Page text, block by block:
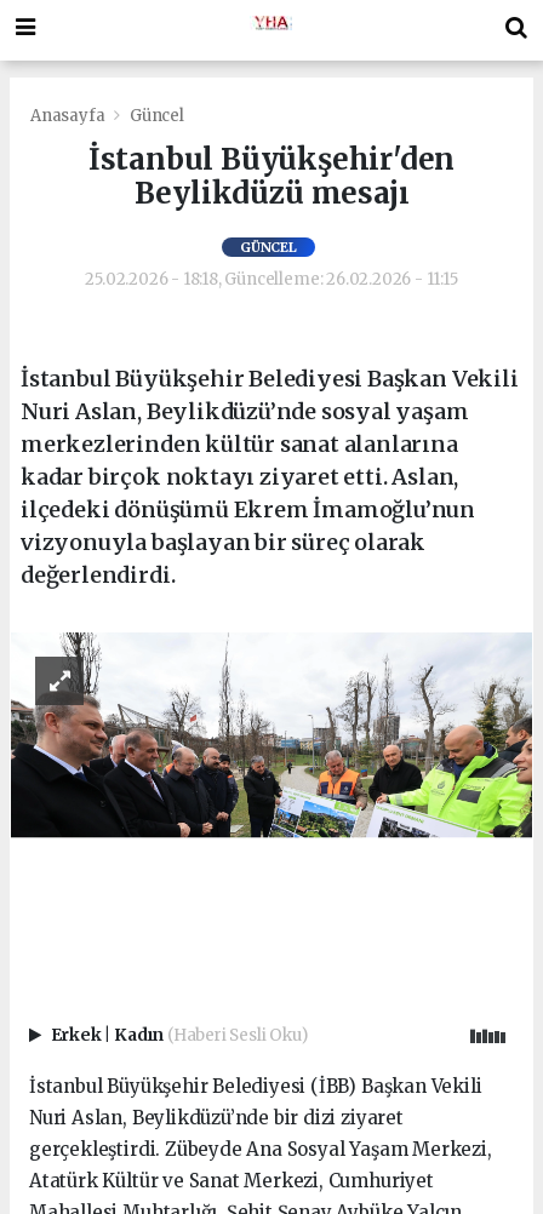
Anasayfa Güncel
İstanbul Büyükşehir'den
Beylikdüzü mesajı
GÜNCEL
25.02.2026 - 18:18, Güncelleme: 26.02.2026 - 11:15
İstanbul Büyükşehir Belediyesi Başkan Vekili
Nuri Aslan, Beylikdüzü’nde sosyal yaşam
merkezlerinden kültür sanat alanlarına
kadar birçok noktayı ziyaret etti. Aslan,
ilçedeki dönüşümü Ekrem İmamoğlu’nun
vizyonuyla başlayan bir süreç olarak
değerlendirdi.
Erkek Kadın (Haberi Sesli Oku)
İstanbul Büyükşehir Belediyesi (İBB) Başkan Vekili
Nuri Aslan, Beylikdüzü’nde bir dizi ziyaret
gerçekleştirdi. Zübeyde Ana Sosyal Yaşam Merkezi,
Atatürk Kültür ve Sanat Merkezi, Cumhuriyet